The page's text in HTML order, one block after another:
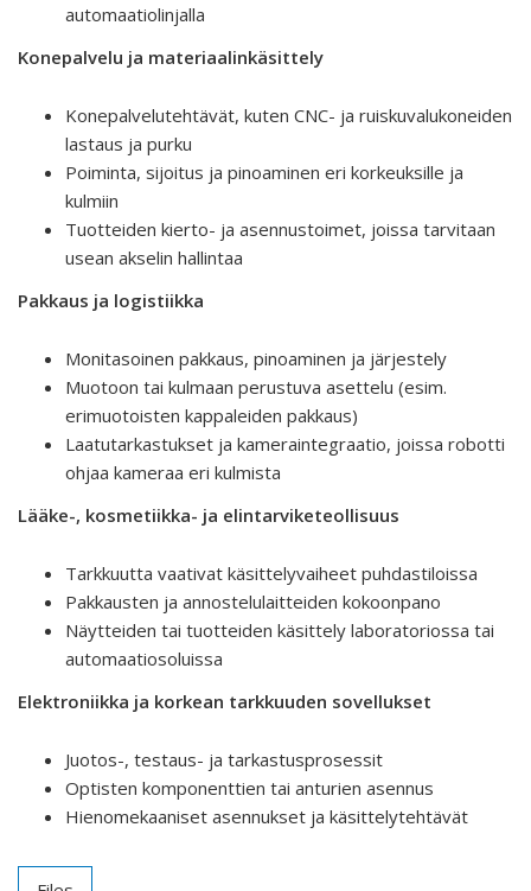
automaatiolinjalla
Konepalvelu ja materiaalinkäsittely
Konepalvelutehtävät, kuten CNC- ja ruiskuvalukoneiden
lastaus ja purku
Poiminta, sijoitus ja pinoaminen eri korkeuksille ja
kulmiin
Tuotteiden kierto- ja asennustoimet, joissa tarvitaan
usean akselin hallintaa
Pakkaus ja logistiikka
Monitasoinen pakkaus, pinoaminen ja järjestely
Muotoon tai kulmaan perustuva asettelu (esim.
erimuotoisten kappaleiden pakkaus)
Laatutarkastukset ja kameraintegraatio, joissa robotti
ohjaa kameraa eri kulmista
Lääke-, kosmetiikka- ja elintarviketeollisuus
Tarkkuutta vaativat käsittelyvaiheet puhdastiloissa
Pakkausten ja annostelulaitteiden kokoonpano
Näytteiden tai tuotteiden käsittely laboratoriossa tai
automaatiosoluissa
Elektroniikka ja korkean tarkkuuden sovellukset
Juotos-, testaus- ja tarkastusprosessit
Optisten komponenttien tai anturien asennus
Hienomekaaniset asennukset ja käsittelytehtävät